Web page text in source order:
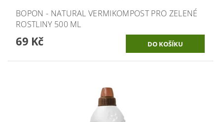
BOPON - NATURAL VERMIKOMPOST PRO ZELENÉ
ROSTLINY 500 ML
69 Kč